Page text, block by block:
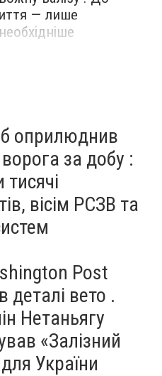
— лише
оприлюднив
за добу :
тисячі
вісім РСЗВ та
Post
деталі вето .
Нетаньягу
«Залізний
України